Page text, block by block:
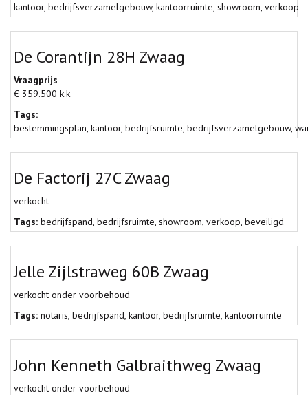
kantoor, bedrijfsverzamelgebouw, kantoorruimte, showroom, verkoop
De Corantijn 28H Zwaag
Vraagprijs
€ 359.500 k.k.
Tags:
bestemmingsplan, kantoor, bedrijfsruimte, bedrijfsverzamelgebouw,
De Factorij 27C Zwaag
verkocht
Tags: bedrijfspand, bedrijfsruimte, showroom, verkoop, beveiligd
Jelle Zijlstraweg 60B Zwaag
verkocht onder voorbehoud
Tags: notaris, bedrijfspand, kantoor, bedrijfsruimte, kantoorruimte
John Kenneth Galbraithweg Zwaag
verkocht onder voorbehoud